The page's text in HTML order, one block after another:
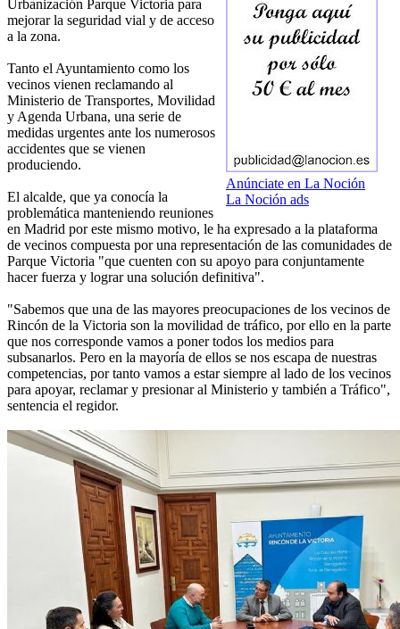
Anúnciate en La Noción
La Noción ads
Urbanización Parque Victoria para
mejorar la seguridad vial y de acceso
a la zona.
Tanto el Ayuntamiento como los
vecinos vienen reclamando al
Ministerio de Transportes, Movilidad
y Agenda Urbana, una serie de
medidas urgentes ante los numerosos
accidentes que se vienen
produciendo.
El alcalde, que ya conocía la
problemática manteniendo reuniones
en Madrid por este mismo motivo, le ha expresado a la plataforma
de vecinos compuesta por una representación de las comunidades de
Parque Victoria "que cuenten con su apoyo para conjuntamente
hacer fuerza y lograr una solución definitiva".
"Sabemos que una de las mayores preocupaciones de los vecinos de
Rincón de la Victoria son la movilidad de tráfico, por ello en la parte
que nos corresponde vamos a poner todos los medios para
subsanarlos. Pero en la mayoría de ellos se nos escapa de nuestras
competencias, por tanto vamos a estar siempre al lado de los vecinos
para apoyar, reclamar y presionar al Ministerio y también a Tráfico",
sentencia el regidor.